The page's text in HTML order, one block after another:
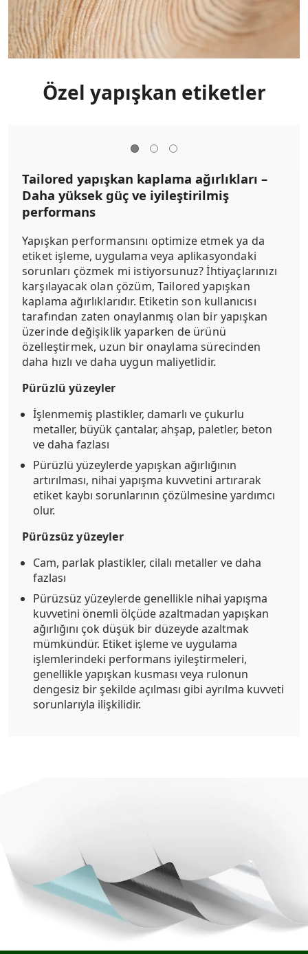
Özel yapışkan etiketler
Tailored yapışkan kaplama ağırlıkları –
Daha yüksek güç ve iyileştirilmiş
performans
Yapışkan performansını optimize etmek ya da
etiket işleme, uygulama veya aplikasyondaki
sorunları çözmek mi istiyorsunuz? İhtiyaçlarınızı
karşılayacak olan çözüm, Tailored yapışkan
kaplama ağırlıklarıdır. Etiketin son kullanıcısı
tarafından zaten onaylanmış olan bir yapışkan
üzerinde değişiklik yaparken de ürünü
özelleştirmek, uzun bir onaylama sürecinden
daha hızlı ve daha uygun maliyetlidir.
Pürüzlü yüzeyler
İşlenmemiş plastikler, damarlı ve çukurlu
metaller, büyük çantalar, ahşap, paletler, beton
ve daha fazlası
Pürüzlü yüzeylerde yapışkan ağırlığının
artırılması, nihai yapışma kuvvetini artırarak
etiket kaybı sorunlarının çözülmesine yardımcı
olur.
Pürüzsüz yüzeyler
Cam, parlak plastikler, cilalı metaller ve daha
fazlası
Pürüzsüz yüzeylerde genellikle nihai yapışma
kuvvetini önemli ölçüde azaltmadan yapışkan
ağırlığını çok düşük bir düzeyde azaltmak
mümkündür. Etiket işleme ve uygulama
işlemlerindeki performans iyileştirmeleri,
genellikle yapışkan kusması veya rulonun
dengesiz bir şekilde açılması gibi ayrılma kuvveti
sorunlarıyla ilişkilidir.